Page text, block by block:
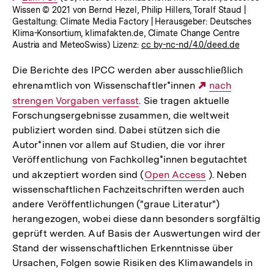
Link:
Wissen © 2021 von Bernd Hezel, Philip Hillers, Toralf Staud |
Gestaltung: Climate Media Factory | Herausgeber: Deutsches
Klima-Konsortium, klimafakten.de, Climate Change Centre
Austria and MeteoSwiss) Lizenz: cc by-nc-nd/4.0/deed.de
Die Berichte des IPCC werden aber ausschließlich
ehrenamtlich von Wissenschaftler*innen
Externer
Link:
nach
strengen Vorgaben verfasst. Sie tragen aktuelle
Forschungsergebnisse zusammen, die weltweit
publiziert worden sind. Dabei stützen sich die
Autor*innen vor allem auf Studien, die vor ihrer
Veröffentlichung von Fachkolleg*innen begutachtet
und akzeptiert worden sind (Interner
Link:
Open Access ). Neben
wissenschaftlichen Fachzeitschriften werden auch
andere Veröffentlichungen ("graue Literatur")
herangezogen, wobei diese dann besonders sorgfältig
geprüft werden. Auf Basis der Auswertungen wird der
Stand der wissenschaftlichen Erkenntnisse über
Ursachen, Folgen sowie Risiken des Klimawandels in